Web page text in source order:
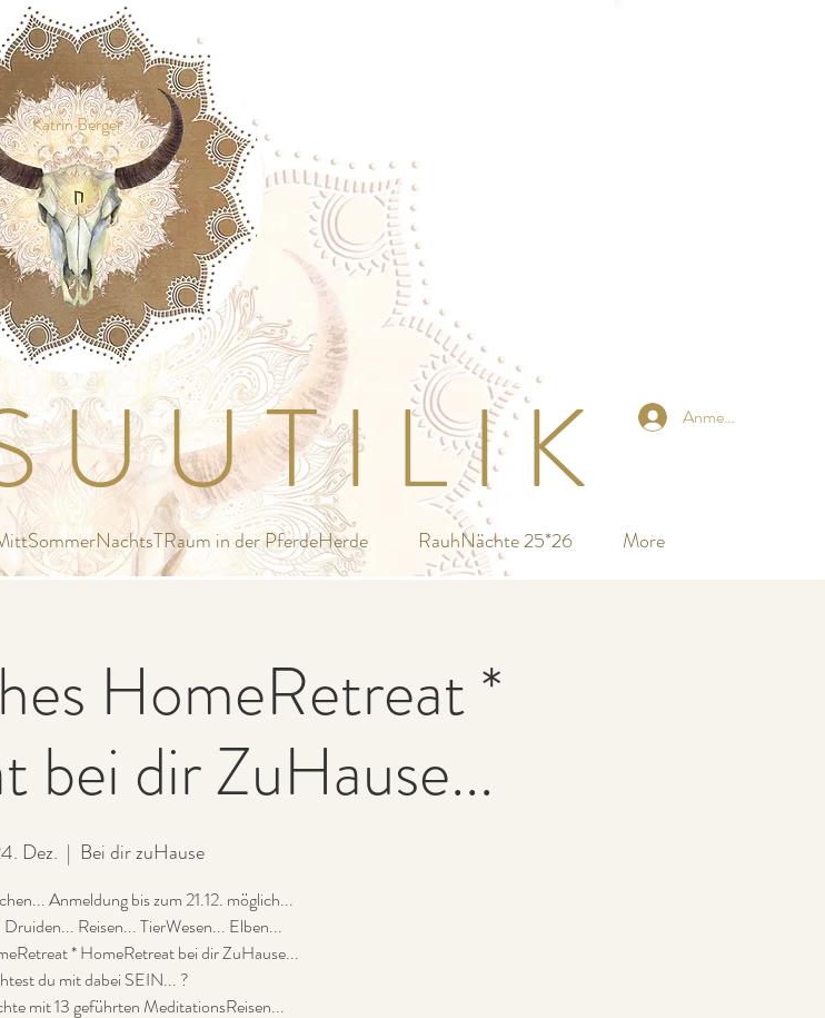
Katrin Berger
U U T I L I K Anmelden
in der PferdeHerde RauhNächte 25*26 More
HomeRetreat *
bei dir ZuHause...
Dez.
  |
Bei dir zuHause
Anmeldung bis zum 21.12. möglich...
Reisen... TierWesen... Elben...
* HomeRetreat bei dir ZuHause...
du mit dabei SEIN... ?